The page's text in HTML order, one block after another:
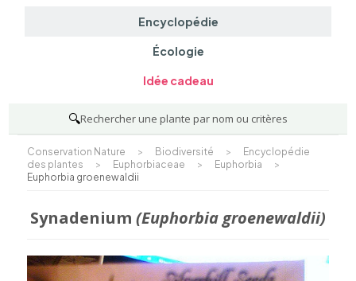
Encyclopédie
Écologie
Idée cadeau
🔍Rechercher une plante par nom ou critères
Conservation Nature > Biodiversité >
Encyclopédie
des plantes
> Euphorbiaceae > Euphorbia
>
Euphorbia groenewaldii
Synadenium (Euphorbia groenewaldii)